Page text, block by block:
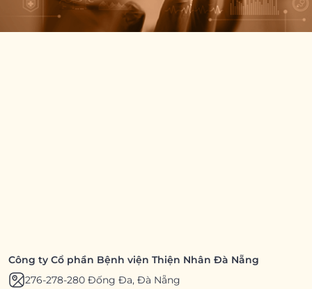
Công ty Cổ phần Bệnh viện Thiện Nhân Đà Nẵng
276-278-280 Đống Đa, Đà Nẵng